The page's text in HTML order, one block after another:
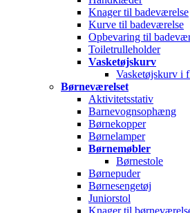
Knager til badeværelse
Kurve til badeværelse
Opbevaring til
Toiletrulleholder
Vasketøjskurv
Vasketøjskurv i
Børneværelset
Aktivitetsstativ
Barnevognsophæng
Børnekopper
Børnelamper
Børnemøbler
Børnestole
Børnepuder
Børnesengetøj
Juniorstol
Knager til